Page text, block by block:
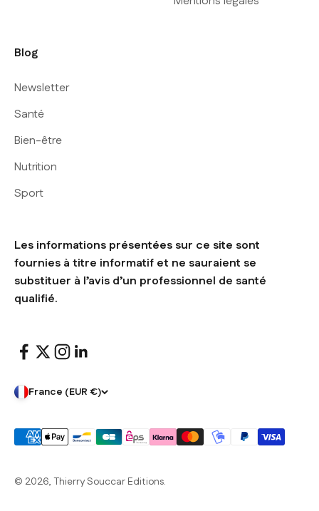
Blog
Newsletter
Santé
Bien-être
Nutrition
Sport
Les informations présentées sur ce site sont
fournies à titre informatif et ne sauraient se
substituer à l’avis d’un professionnel de santé
qualifié.
France (EUR €)
© 2026, Thierry Souccar Editions.